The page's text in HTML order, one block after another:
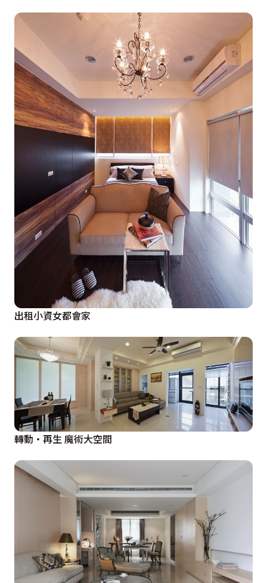
出租小資女都會家
轉動‧再生 魔術大空間